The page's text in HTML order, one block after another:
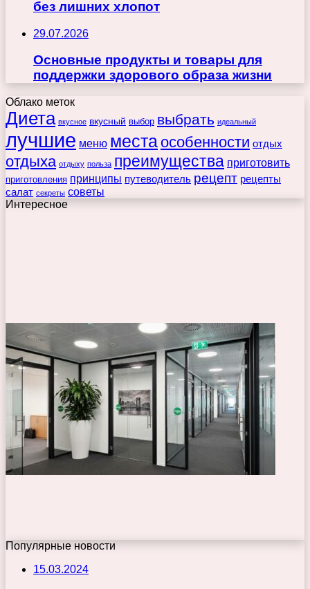
без лишних хлопот
29.07.2026
Основные продукты и товары для
поддержки здорового образа жизни
Облако меток
Диета вкусное вкусный выбор выбрать идеальный
лучшие меню места особенности отдых
отдыха отдыху польза преимущества приготовить
приготовления принципы путеводитель рецепт рецепты
салат секреты советы
Интересное
Популярные новости
15.03.2024